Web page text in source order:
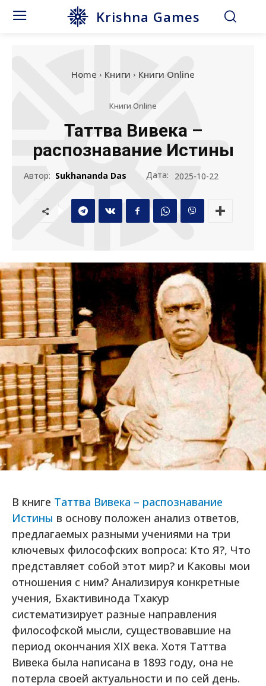
Krishna Games
Home Книги Книги Online
Книги Online
Таттва Вивека –
распознавание Истины
Автор: Sukhananda Das Дата: 2025-10-22
В книге Таттва Вивека – распознавание
Истины в основу положен анализ ответов,
предлагаемых разными учениями на три
ключевых философских вопроса: Кто Я?, Что
представляет собой этот мир? и Каковы мои
отношения с ним? Анализируя конкретные
учения, Бхактивинода Тхакур
систематизирует разные направления
философской мысли, существовавшие на
период окончания XIX века. Хотя Таттва
Вивека была написана в 1893 году, она не
потерла своей актуальности и по сей день.